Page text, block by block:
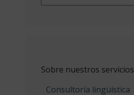
Sobre nuestros servicios
Consultoría lingüística